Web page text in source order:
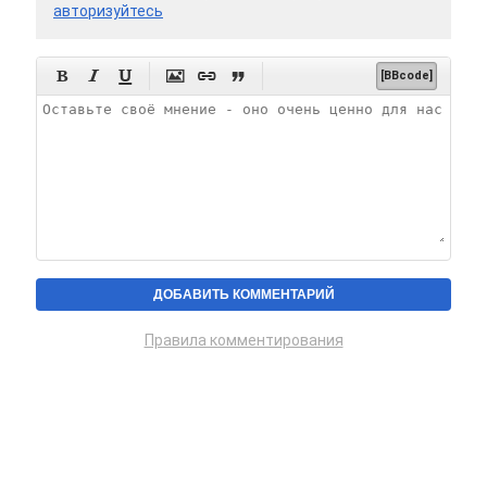
авторизуйтесь
      [BBcode]
Правила комментирования